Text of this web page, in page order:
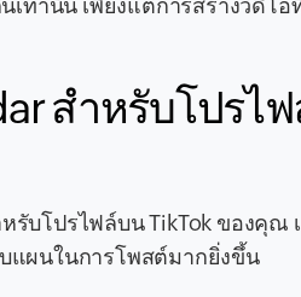
เท่านั้น เพียงแต่การสร้างวิดีโ
สำหรับโปรไ
บโปรไฟล์บน TikTok ของคุณ
แผนในการโพสต์มากยิ่งขึ้น